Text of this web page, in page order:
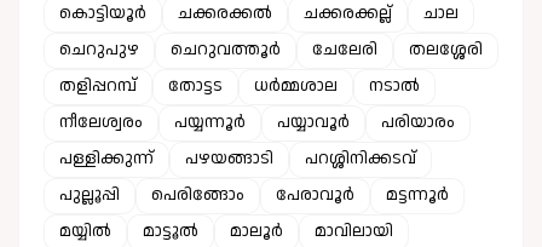
കൊട്ടിയൂർ
ചക്കരക്കൽ ചക്കരക്കല്ല്
ചാല
ചെറുപുഴ
ചെറുവത്തൂർ ചേലേരി
തലശ്ശേരി
തളിപ്പറമ്പ്
തോട്ടട ധർമ്മശാല
നടാൽ
നീലേശ്വരം
പയ്യന്നൂർ പയ്യാവൂർ
പരിയാരം
പള്ളിക്കുന്ന്
പഴയങ്ങാടി
പറശ്ശിനിക്കടവ്
പുല്ലൂപ്പി
പെരിങ്ങോം പേരാവൂർ
മട്ടന്നൂർ
മയ്യിൽ
മാട്ടൂൽ മാലൂർ
മാവിലായി